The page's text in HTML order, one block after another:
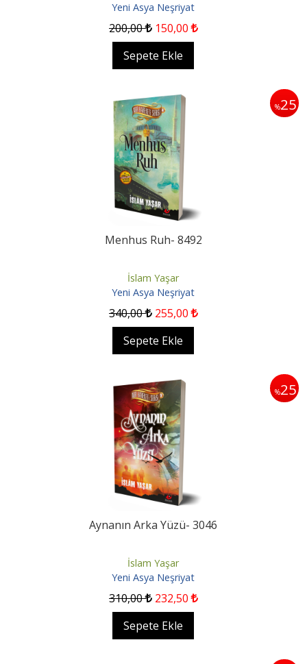
Yeni Asya Neşriyat
200,00 150,00
Sepete Ekle
%25
Menhus Ruh- 8492
İslam Yaşar
Yeni Asya Neşriyat
340,00 255,00
Sepete Ekle
%25
Aynanın Arka Yüzü- 3046
İslam Yaşar
Yeni Asya Neşriyat
310,00 232,50
Sepete Ekle